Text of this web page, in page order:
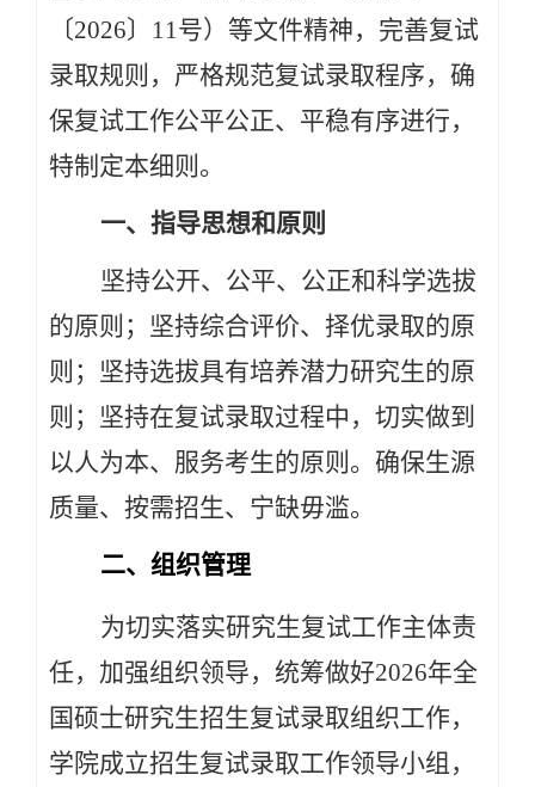
〔2026〕11号）等文件精神，完善复试
录取规则，严格规范复试录取程序，确
保复试工作公平公正、平稳有序进行，
特制定本细则。
一、指导思想和原则
坚持公开、公平、公正和科学选拔
的原则；坚持综合评价、择优录取的原
则；坚持选拔具有培养潜力研究生的原
则；坚持在复试录取过程中，切实做到
以人为本、服务考生的原则。确保生源
质量、按需招生、宁缺毋滥。
二、组织管理
为切实落实研究生复试工作主体责
任，加强组织领导，统筹做好2026年全
国硕士研究生招生复试录取组织工作，
学院成立招生复试录取工作领导小组，